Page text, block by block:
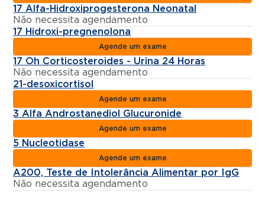
17 Alfa-Hidroxiprogesterona Neonatal
Não necessita agendamento
17 Hidroxi-pregnenolona
Agende um exame
17 Oh Corticosteroides - Urina 24 Horas
Não necessita agendamento
21-desoxicortisol
Agende um exame
3 Alfa Androstanediol Glucuronide
Agende um exame
5 Nucleotidase
Agende um exame
A200, Teste de Intolerância Alimentar por IgG
Não necessita agendamento